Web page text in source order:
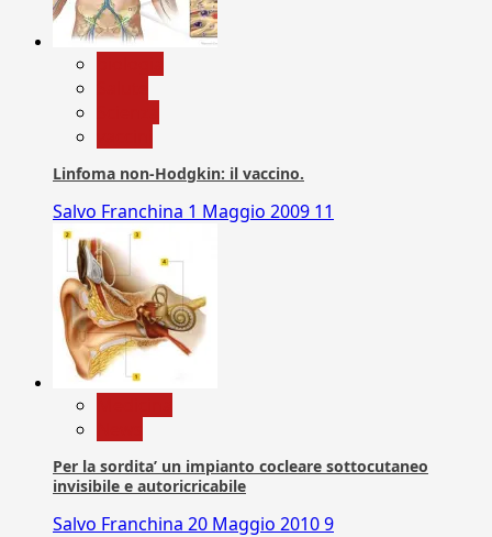
Linfoma non-Hodgkin: il vaccino.
Salvo Franchina 1 Maggio 2009 11
Per la sordita’ un impianto cocleare sottocutaneo
invisibile e autoricricabile
Salvo Franchina 20 Maggio 20109